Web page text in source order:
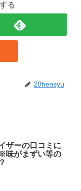
る
20hensyu
ザーの口コミに
味がまずい等の